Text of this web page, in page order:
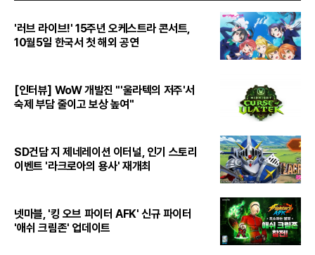
'러브 라이브!' 15주년 오케스트라 콘서트,
10월5일 한국서 첫 해외 공연
[인터뷰] WoW 개발진 "'울라텍의 저주'서
숙제 부담 줄이고 보상 높여"
SD건담 지 제네레이션 이터널, 인기 스토리
이벤트 '라크로아의 용사' 재개최
넷마블, '킹 오브 파이터 AFK' 신규 파이터
'애쉬 크림존' 업데이트